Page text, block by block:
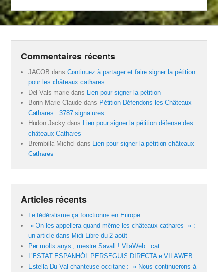
Commentaires récents
JACOB dansContinuez à partager et faire signer la pétition
pour les châteaux cathares
Del Vals marie dans
Lien pour signer la pétition
Borin Marie-Claude dans Pétition Défendons les Châteaux
Cathares : 3787 signatures
Hudon Jacky dans
Lien pour signer la pétition défense des
châteaux Cathares
Brembilla Michel dans
Lien pour signer la pétition châteaux
Cathares
Articles récents
Le fédéralisme ça fonctionne en Europe
» On les appellera quand même les châteaux cathares » :
un article dans Midi Libre du 2 août
Per molts anys , mestre Savall ! VilaWeb . cat
L’ESTAT ESPANHÒL PERSEGUIS DIRECTA e VILAWEB
Estella Du Val chanteuse occitane : » Nous continuerons à